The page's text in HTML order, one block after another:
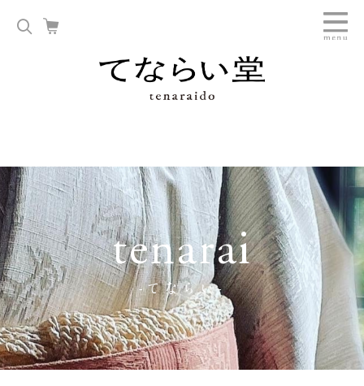
tenarai
-てならい-